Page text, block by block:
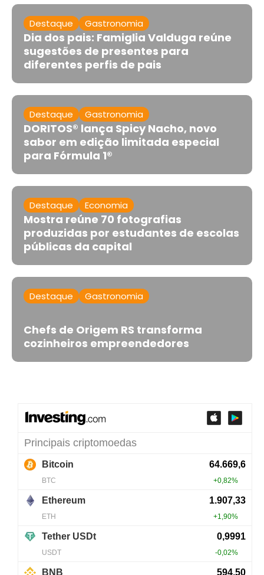
Destaque Gastronomia
Dia dos pais: Famiglia Valduga reúne
sugestões de presentes para
diferentes perfis de pais
Destaque Gastronomia
DORITOS® lança Spicy Nacho, novo
sabor em edição limitada especial
para Fórmula 1®
Destaque Economia
Mostra reúne 70 fotografias
produzidas por estudantes de escolas
públicas da capital
Destaque Gastronomia
Chefs de Origem RS transforma
cozinheiros empreendedores